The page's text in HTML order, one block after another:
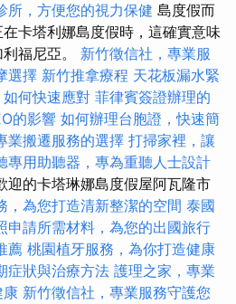
所，方便您的視力保健 島度假而
卡塔利娜島度假時，這確實意味
福尼亞。 新竹徵信社，專業服
選擇 新竹推拿療程 天花板漏水緊
何快速應對 菲律賓簽證辦理的
的影響 如何辦理台胞證，快速簡
業搬遷服務的選擇 打掃家裡，讓
專用助聽器，專為重聽人士設計
迎的卡塔琳娜島度假屋阿瓦隆市
，為您打造清新整潔的空間 泰國
申請所需材料，為您的出國旅行
薦 桃園植牙服務，為你打造健康
症狀與治療方法 護理之家，專業
康 新竹徵信社，專業服務守護您